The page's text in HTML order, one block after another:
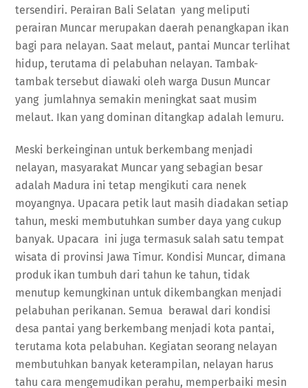
tersendiri. Perairan Bali Selatan yang meliputi
perairan Muncar merupakan daerah penangkapan ikan
bagi para nelayan. Saat melaut, pantai Muncar terlihat
hidup, terutama di pelabuhan nelayan. Tambak-
tambak tersebut diawaki oleh warga Dusun Muncar
yang jumlahnya semakin meningkat saat musim
melaut. Ikan yang dominan ditangkap adalah lemuru.
Meski berkeinginan untuk berkembang menjadi
nelayan, masyarakat Muncar yang sebagian besar
adalah Madura ini tetap mengikuti cara nenek
moyangnya. Upacara petik laut masih diadakan setiap
tahun, meski membutuhkan sumber daya yang cukup
banyak. Upacara ini juga termasuk salah satu tempat
wisata di provinsi Jawa Timur. Kondisi Muncar, dimana
produk ikan tumbuh dari tahun ke tahun, tidak
menutup kemungkinan untuk dikembangkan menjadi
pelabuhan perikanan. Semua berawal dari kondisi
desa pantai yang berkembang menjadi kota pantai,
terutama kota pelabuhan. Kegiatan seorang nelayan
membutuhkan banyak keterampilan, nelayan harus
tahu cara mengemudikan perahu, memperbaiki mesin